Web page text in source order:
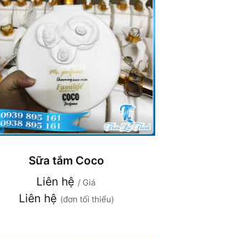
Sữa tắm Coco
Liên hệ / Giá
Liên hệ (đơn tối thiểu)